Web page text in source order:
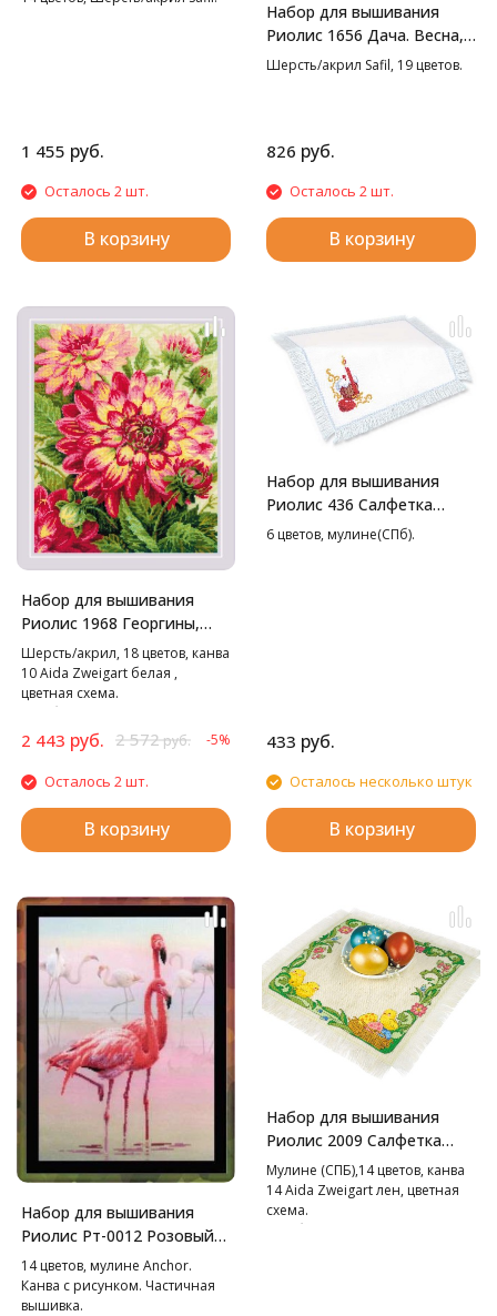
1 455 руб.
Осталось 2 шт.
В корзину
Набор для вышивания
Риолис 1656 Дача. Весна,
20*30 см
Шерсть/акрил Safil, 19 цветов.
826 руб.
Осталось 2 шт.
В корзину
Набор для вышивания
Риолис 1968 Георгины,
40*50 см
Шерсть/акрил, 18 цветов, канва
10 Aida Zweigart белая ,
цветная схема.
В наборе используются
техники: крест, стежок,
смешанные цвета.
2 443 руб. 2 572руб. -5%
Осталось 2 шт.
В корзину
Набор для вышивания
Риолис 436 Салфетка
Пасхальный набор, 27*27
6 цветов, мулине(СПб).
433 руб.
Осталось несколько штук
В корзину
Набор для вышивания
Риолис Рт-0012 Розовый
фламинго, 30*40 см
14 цветов, мулине Anchor.
Канва с рисунком. Частичная
вышивка.
Набор для вышивания
Риолис 2009 Салфетка
"Пасхальное утро", 27*27
см
Мулине (СПБ),14 цветов, канва
14 Aida Zweigart лен, цветная
схема.
В наборе используются